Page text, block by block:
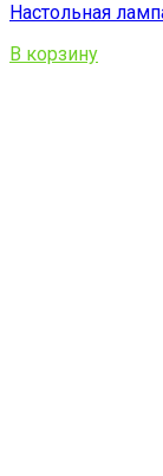
Настольная
В корзину